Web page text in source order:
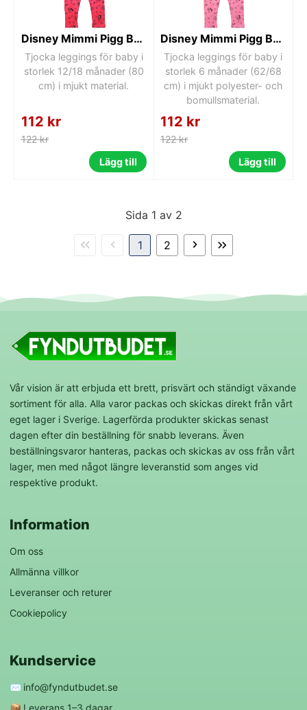
Disney Mimmi Pigg Baby Tjocka Leggings 12/18 månader
Tjocka leggings för baby i
storlek 12/18 månader (80
cm) i mjukt material.
112 kr
122 kr
Lägg till
Disney Mimmi Pigg Baby Tjocka Leggings 6 månader
Tjocka leggings för baby i
storlek 6 månader (62/68
cm) i mjukt polyester- och
bomullsmaterial.
112 kr
122 kr
Lägg till
Sida 1 av 2
1 2
Vår vision är att erbjuda ett brett, prisvärt och ständigt växande
sortiment för alla. Alla varor packas och skickas direkt från vårt
eget lager i Sverige. Lagerförda produkter skickas senast
dagen efter din beställning för snabb leverans. Även
beställningsvaror hanteras, packas och skickas av oss från vårt
lager, men med något längre leveranstid som anges vid
respektive produkt.
Information
Om oss
Allmänna villkor
Leveranser och returer
Cookiepolicy
Kundservice
✉️ info@fyndutbudet.se